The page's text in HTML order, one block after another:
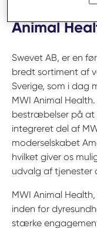
Swevet AB
Animal
Swevet AB, er en
bredt sortiment af
Sverige, som i dag
MWI Animal
bestræbelser på at
integreret del af
moderselskabet
hvilket giver os
udvalg af tjenester
MWI Animal
inden for
stærke